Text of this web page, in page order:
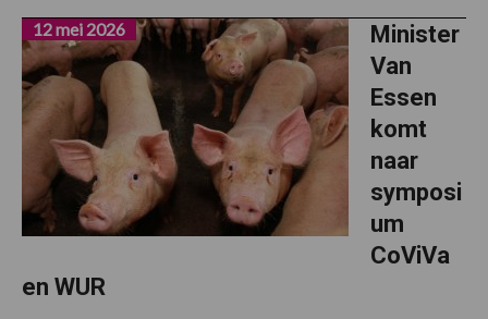
Minister
Van
Essen
komt
naar
symposi
um
CoViVa
en WUR
12 mei 2026